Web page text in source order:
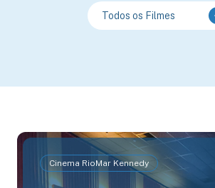
Todos os Filmes
Cinema RioMar Kennedy